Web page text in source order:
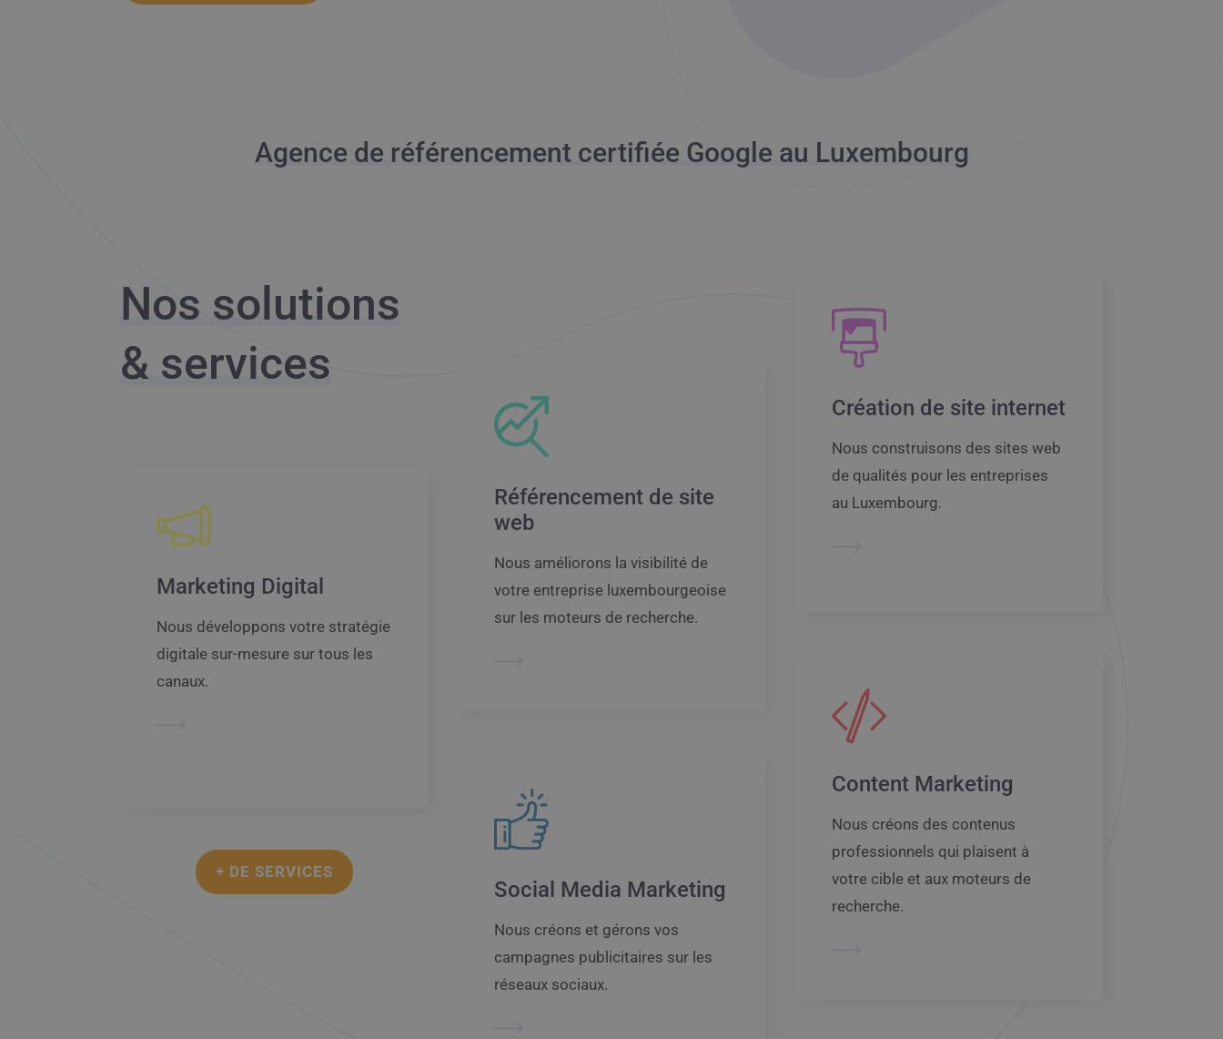
Agence de référencement certifiée Google au Luxembourg
Nos solutions
& services
Marketing Digital
Nous développons votre stratégie
digitale sur-mesure sur tous les
canaux.
+ DE SERVICES
Référencement de site
web
Nous améliorons la visibilité de
votre entreprise luxembourgeoise
sur les moteurs de recherche.
Social Media Marketing
Nous créons et gérons vos
campagnes publicitaires sur les
réseaux sociaux.
Création de site internet
Nous construisons des sites web
de qualités pour les entreprises
au Luxembourg.
Content Marketing
Nous créons des contenus
professionnels qui plaisent à
votre cible et aux moteurs de
recherche.